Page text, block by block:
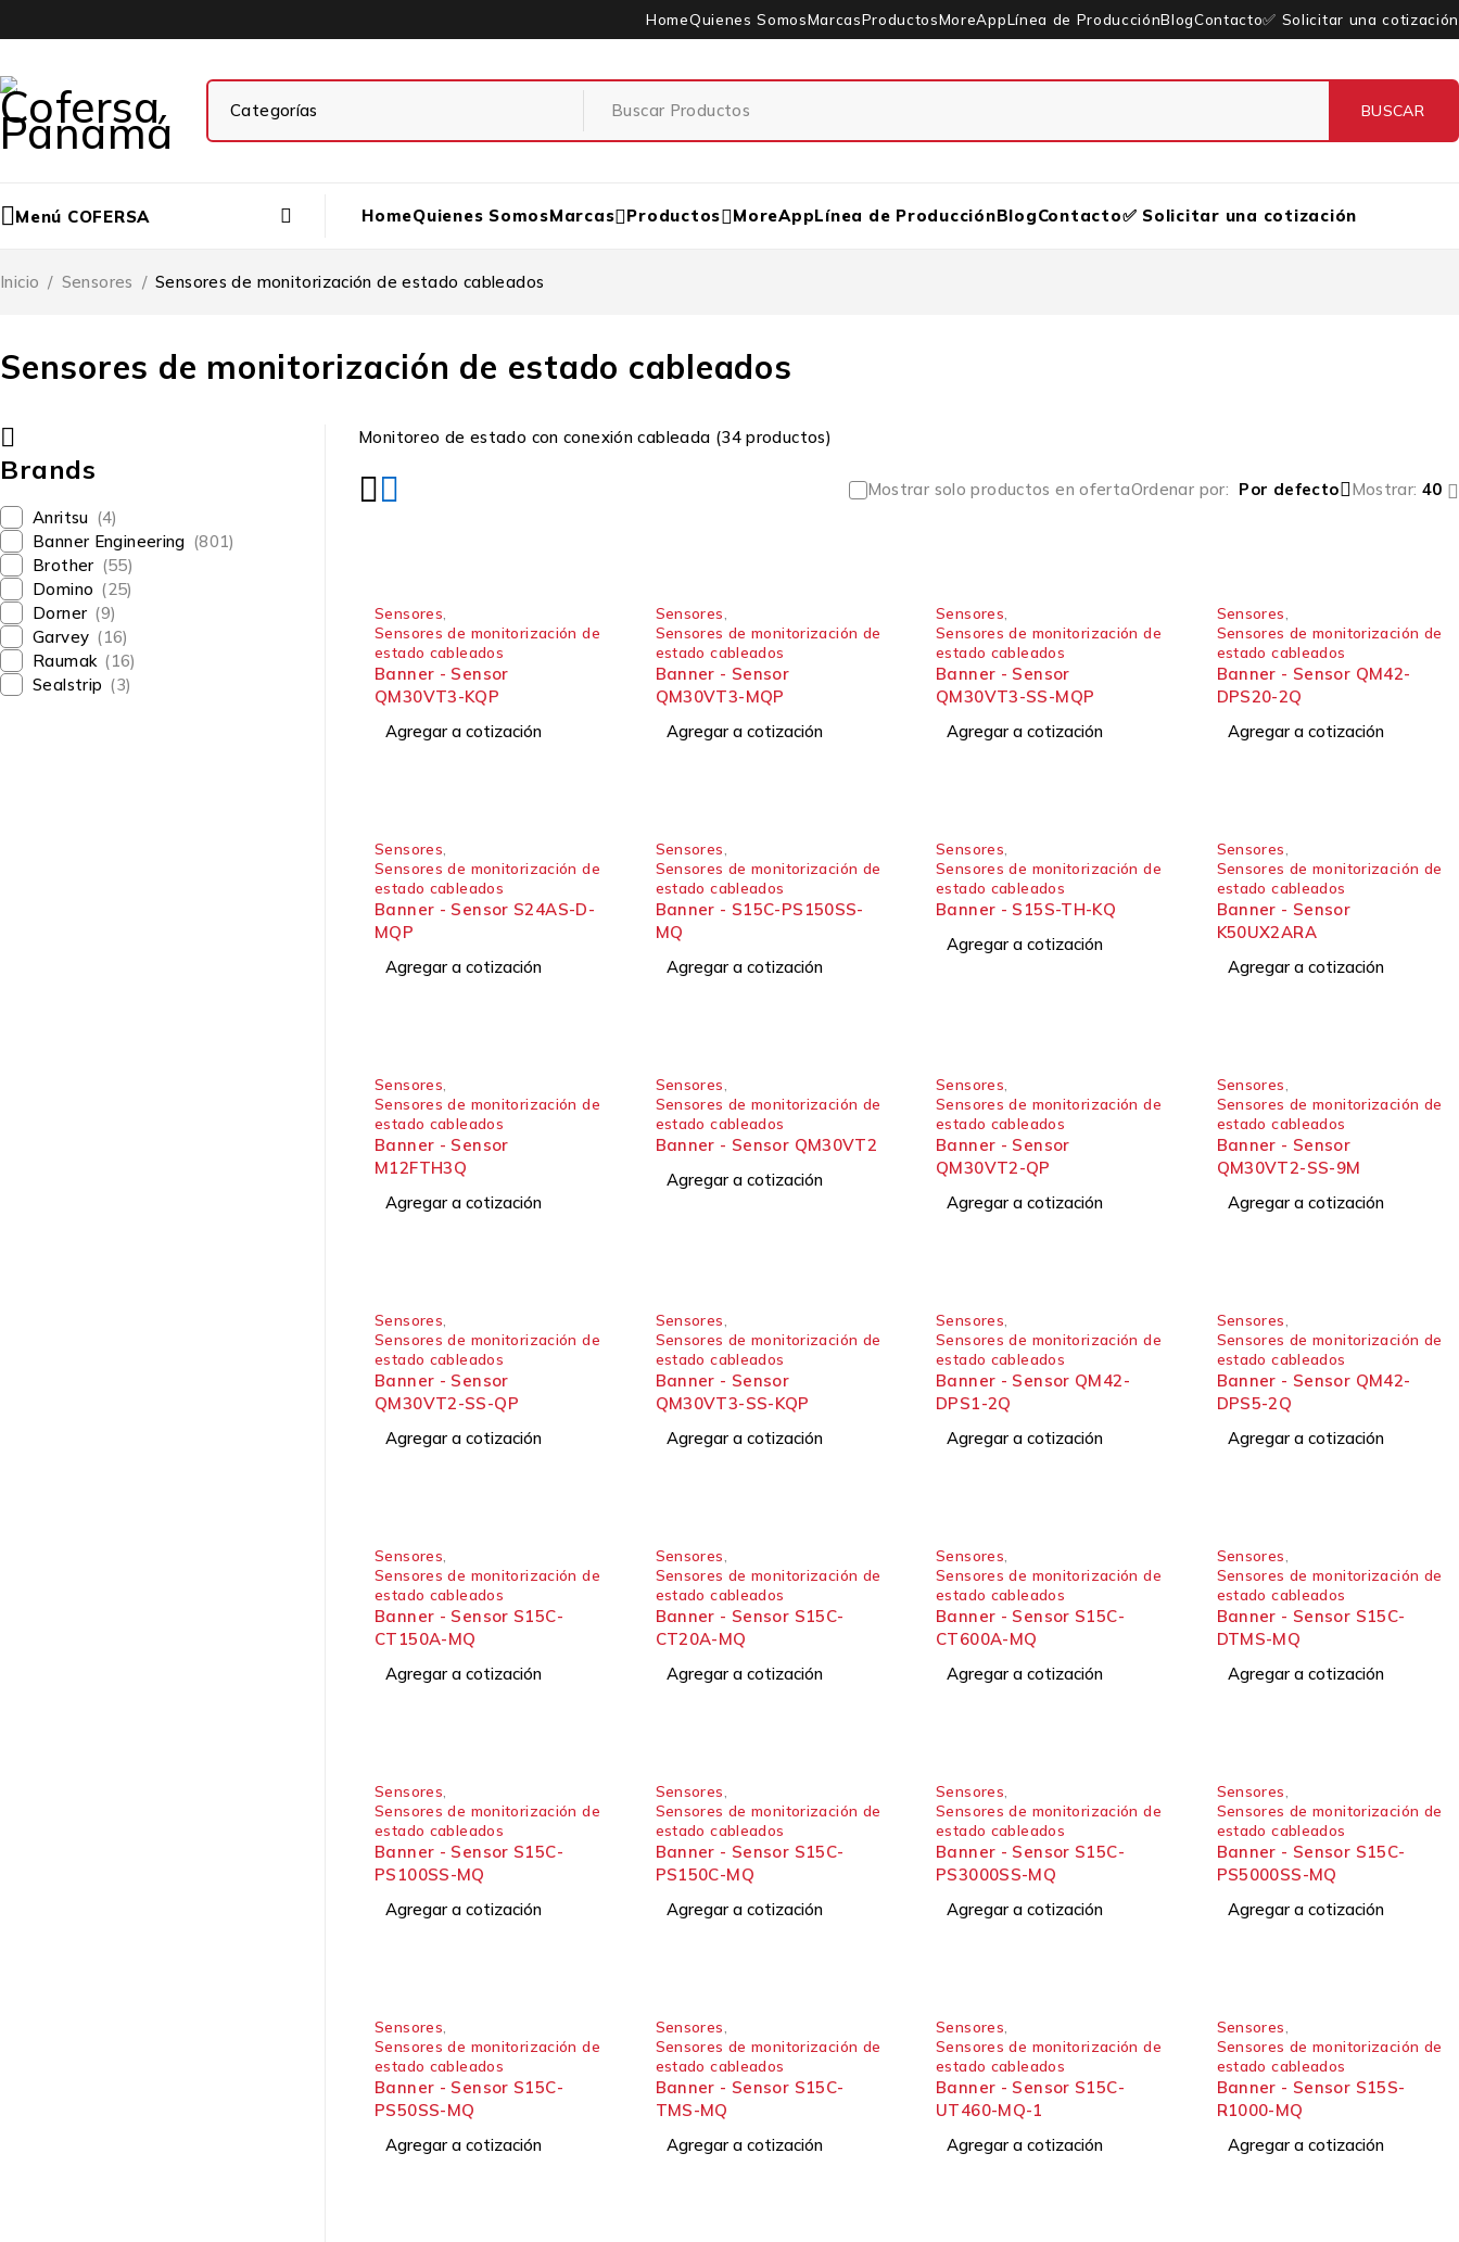
HomeQuienes SomosMarcasProductosMoreAppLínea de ProducciónBlogContacto✅ Solicitar una cotización
Menú COFERSA HomeQuienes SomosMarcas Productos MoreAppLínea de ProducciónBlogContacto✅ Solicitar una cotización
Sensores de monitorización de estado cableados
Inicio / Sensores / Sensores de monitorización de estado cableados
Brands
Anritsu (4)
Banner Engineering (801)
Brother (55)
Domino (25)
Dorner (9)
Garvey (16)
Raumak (16)
Sealstrip (3)
Monitoreo de estado con conexión cableada (34 productos)
Mostrar solo productos en ofertaOrdenar por Por defecto Mostrar: 40
Sensores
Sensores de monitorización de
estado cableados
Banner - Sensor
QM30VT3-KQP
Agregar a cotización
Sensores
Sensores de monitorización de
estado cableados
Banner - Sensor
QM30VT3-MQP
Agregar a cotización
Sensores
Sensores de monitorización de
estado cableados
Banner - Sensor
QM30VT3-SS-MQP
Agregar a cotización
Sensores
Sensores de monitorización de
estado cableados
Banner - Sensor QM42-
DPS20-2Q
Agregar a cotización
Sensores
Sensores de monitorización de
estado cableados
Banner - Sensor S24AS-D-
MQP
Agregar a cotización
Sensores
Sensores de monitorización de
estado cableados
Banner - S15C-PS150SS-
MQ
Agregar a cotización
Sensores
Sensores de monitorización de
estado cableados
Banner - S15S-TH-KQ
Agregar a cotización
Sensores
Sensores de monitorización de
estado cableados
Banner - Sensor
K50UX2ARA
Agregar a cotización
Sensores
Sensores de monitorización de
estado cableados
Banner - Sensor
M12FTH3Q
Agregar a cotización
Sensores
Sensores de monitorización de
estado cableados
Banner - Sensor QM30VT2
Agregar a cotización
Sensores
Sensores de monitorización de
estado cableados
Banner - Sensor
QM30VT2-QP
Agregar a cotización
Sensores
Sensores de monitorización de
estado cableados
Banner - Sensor
QM30VT2-SS-9M
Agregar a cotización
Sensores
Sensores de monitorización de
estado cableados
Banner - Sensor
QM30VT2-SS-QP
Agregar a cotización
Sensores
Sensores de monitorización de
estado cableados
Banner - Sensor
QM30VT3-SS-KQP
Agregar a cotización
Sensores
Sensores de monitorización de
estado cableados
Banner - Sensor QM42-
DPS1-2Q
Agregar a cotización
Sensores
Sensores de monitorización de
estado cableados
Banner - Sensor QM42-
DPS5-2Q
Agregar a cotización
Sensores
Sensores de monitorización de
estado cableados
Banner - Sensor S15C-
CT150A-MQ
Agregar a cotización
Sensores
Sensores de monitorización de
estado cableados
Banner - Sensor S15C-
CT20A-MQ
Agregar a cotización
Sensores
Sensores de monitorización de
estado cableados
Banner - Sensor S15C-
CT600A-MQ
Agregar a cotización
Sensores
Sensores de monitorización de
estado cableados
Banner - Sensor S15C-
DTMS-MQ
Agregar a cotización
Sensores
Sensores de monitorización de
estado cableados
Banner - Sensor S15C-
PS100SS-MQ
Agregar a cotización
Sensores
Sensores de monitorización de
estado cableados
Banner - Sensor S15C-
PS150C-MQ
Agregar a cotización
Sensores
Sensores de monitorización de
estado cableados
Banner - Sensor S15C-
PS3000SS-MQ
Agregar a cotización
Sensores
Sensores de monitorización de
estado cableados
Banner - Sensor S15C-
PS5000SS-MQ
Agregar a cotización
Sensores
Sensores de monitorización de
estado cableados
Banner - Sensor S15C-
PS50SS-MQ
Agregar a cotización
Sensores
Sensores de monitorización de
estado cableados
Banner - Sensor S15C-
TMS-MQ
Agregar a cotización
Sensores
Sensores de monitorización de
estado cableados
Banner - Sensor S15C-
UT460-MQ-1
Agregar a cotización
Sensores
Sensores de monitorización de
estado cableados
Banner - Sensor S15S-
R1000-MQ
Agregar a cotización